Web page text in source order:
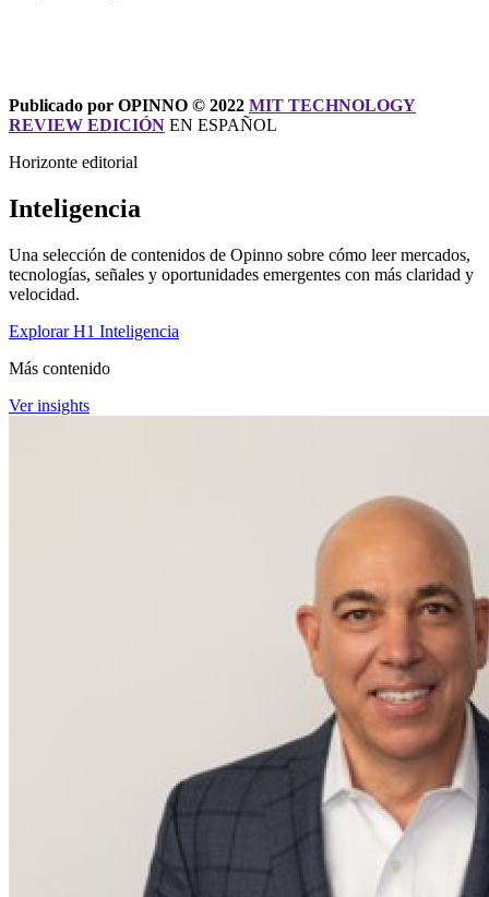
Publicado por OPINNO © 2022 MIT TECHNOLOGY
REVIEW EDICIÓN EN ESPAÑOL
Horizonte editorial
Inteligencia
Una selección de contenidos de Opinno sobre cómo leer mercados,
tecnologías, señales y oportunidades emergentes con más claridad y
velocidad.
Explorar H1 Inteligencia
Más contenido
Ver insights